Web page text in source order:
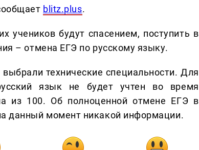
blitz.plus.
учеников будут спасением, поступить в
– отмена ЕГЭ по русскому языку.
технические специальности. Для
язык не будет учтен во время
из 100. Об полноценной отмене ЕГЭ в
данный момент никакой информации.